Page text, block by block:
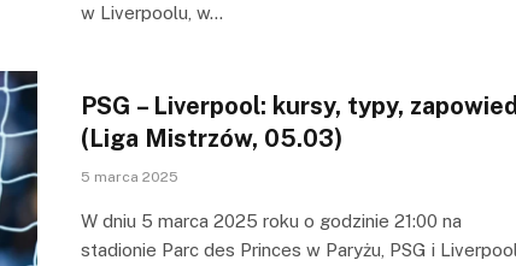
w Liverpoolu, w…
PSG – Liverpool: kursy, typy,
(Liga Mistrzów, 05.03)
5 marca 2025
W dniu 5 marca 2025 roku o godzinie 21:00 na
stadionie Parc des Princes w Paryżu, PSG i Liverpool